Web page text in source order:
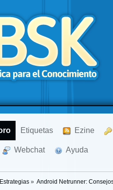
Etiquetas Ezine
Webchat Ayuda
Estrategias» Android Netrunner: